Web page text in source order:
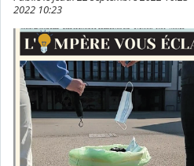
2022 10:23